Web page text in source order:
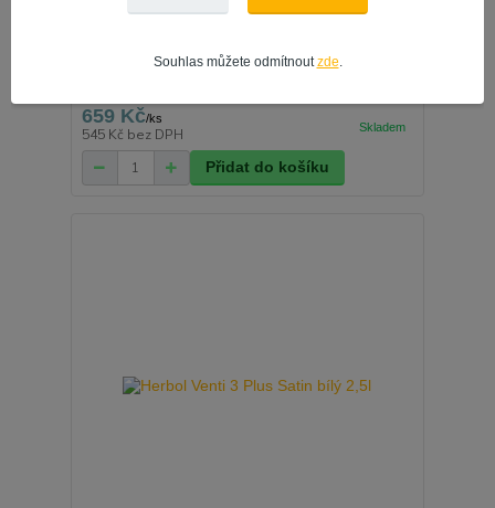
659 Kč/ks
545 Kč bez DPH
Přidat do košíku
Souhlas můžete odmítnout zde